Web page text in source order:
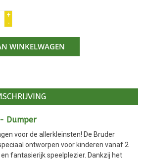
+
-
WINKELWAGEN
Dumper
voor de allerkleinsten! De Bruder
ontworpen voor kinderen vanaf 2
fantasierijk speelplezier. Dankzij het